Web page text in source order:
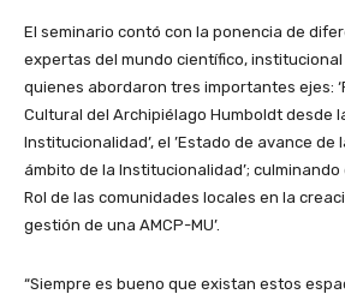
El seminario contó con la ponencia de
expertas del mundo científico,
quienes abordaron tres importantes ejes:
Cultural del Archipiélago Humboldt desde
Institucionalidad’, el ’Estado de avance de
ámbito de la Institucionalidad’; culminando
Rol de las comunidades locales en la
gestión de una AMCP-MU’.
“Siempre es bueno que existan estos